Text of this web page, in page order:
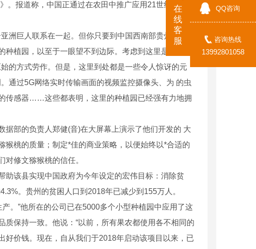
。报道称，中国正通过在农田中推广应用21世纪的 技术
巨人联系在一起。但你只要到中国西南部贵州省修文
植园，以至于一眼望不到边际。考虑到这里是该国*贫
的方式劳作。但是，这里到处都是一些令人惊讶的元
通过5G网络实时传输画面的视频监控摄像头、为 的虫
传感器……这些都表明，这里的种植园已经强有力地拥
部的负责人郑健(音)在大屏幕上演示了他们开发的 大
桃的质量；制定*佳的商业策略，以便始终以*合适的
修文猕猴桃的信任。
该县实现中国政府为今年设定的宏伟目标：消除贫
。贵州的贫困人口到2018年已减少到155万人。
”他所在的公司已在5000多个小型种植园中应用了这
保持一致。他说：“以前，所有果农都使用各不相同的
价钱。现在，自从我们于2018年启动该项目以来，已
QQ咨询
咨询热线
13992801058
在
线
客
服